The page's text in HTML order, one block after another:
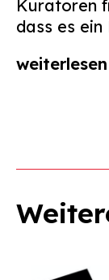
Kuratoren
dass es
weiterlesen